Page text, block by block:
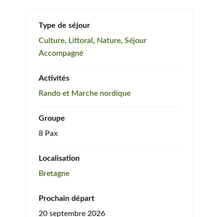
Type de séjour
Culture, Littoral , Nature, Séjour
Accompagné
Activités
Rando et Marche nordique
Groupe
8 Pax
Localisation
Bretagne
Prochain départ
20 septembre 2026